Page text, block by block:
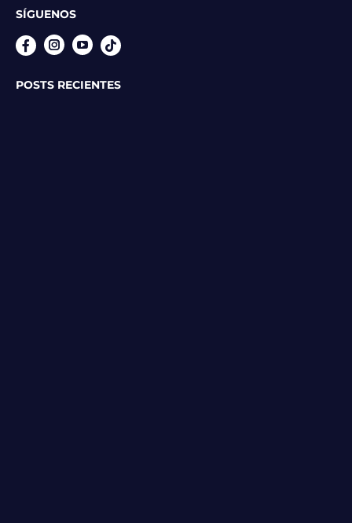
SÍGUENOS
InstagramYouTube
POSTS RECIENTES